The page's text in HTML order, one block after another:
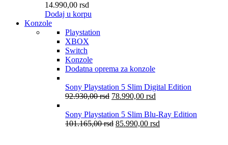
14.990,00 rsd
Dodaj u korpu
Konzole
Playstation
XBOX
Switch
Konzole
Dodatna oprema za konzole
Sony Playstation 5 Slim Digital Edition
92.930,00rsd 78.990,00 rsd
Sony Playstation 5 Slim Blu-Ray Edition
101.165,00rsd 85.990,00 rsd